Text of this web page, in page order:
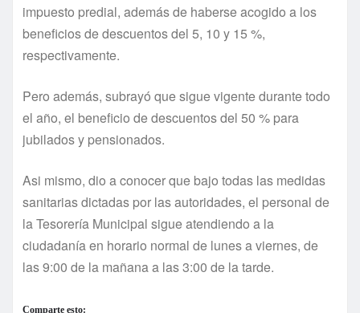
impuesto predial, además de haberse acogido a los
beneficios de descuentos del 5, 10 y 15 %,
respectivamente.
Pero además, subrayó que sigue vigente durante todo
el año, el beneficio de descuentos del 50 % para
jubilados y pensionados.
Asi mismo, dio a conocer que bajo todas las medidas
sanitarias dictadas por las autoridades, el personal de
la Tesorería Municipal sigue atendiendo a la
ciudadanía en horario normal de lunes a viernes, de
las 9:00 de la mañana a las 3:00 de la tarde.
Comparte esto: